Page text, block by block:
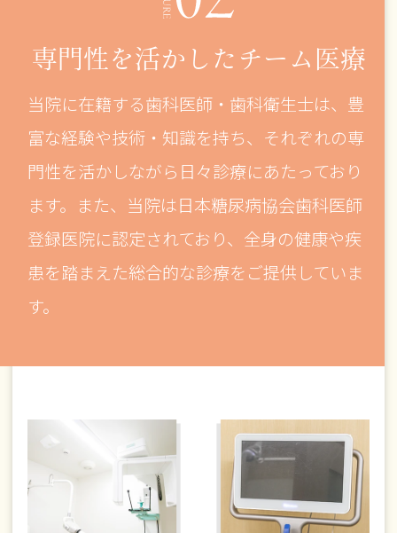
専門性を活かした チーム医療
当院に在籍する歯科医師・歯科衛生士は、豊
富な経験や技術・知識を持ち、それぞれの専
門性を活かしながら日々診療にあたっており
ます。また、当院は日本糖尿病協会歯科医師
登録医院に認定されており、全身の健康や疾
患を踏まえた総合的な診療をご提供していま
す。